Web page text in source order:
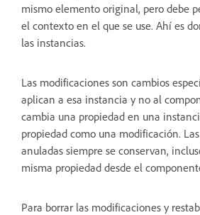
mismo elemento original, pero debe
el contexto en el que se use. Ahí es
las instancias.
Las modificaciones son cambios
aplican a esa instancia y no al
cambia una propiedad en una
propiedad como una modificación.
anuladas siempre se conservan,
misma propiedad desde el
Para borrar las modificaciones y